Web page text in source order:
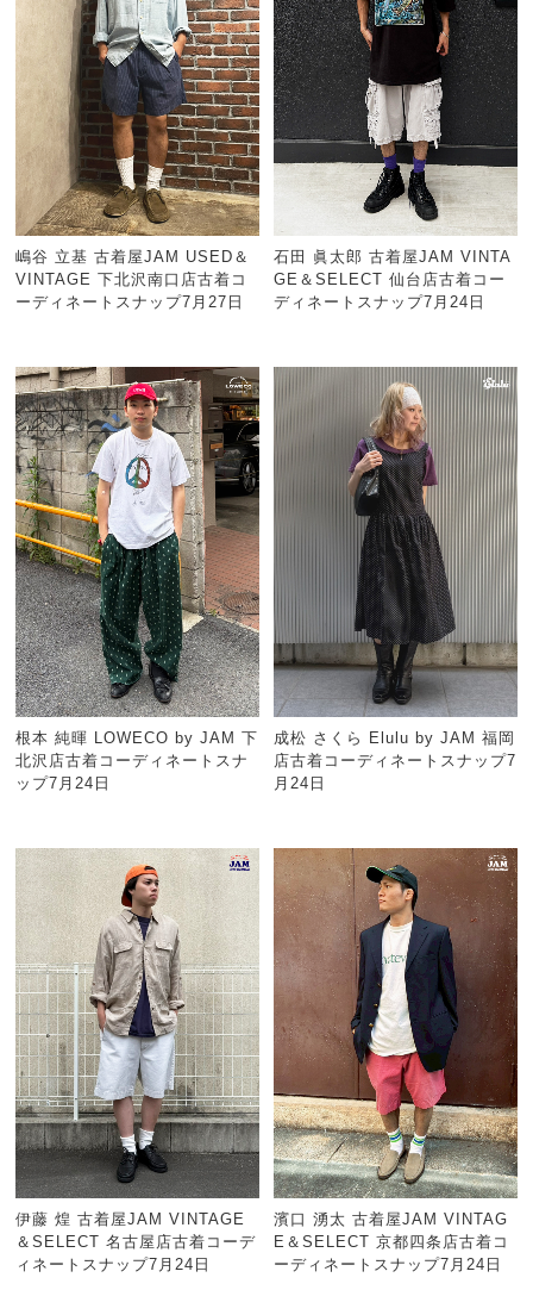
嶋谷 立基 古着屋JAM USED＆
VINTAGE 下北沢南口店古着コ
ーディネートスナップ7月27日
石田 眞太郎 古着屋JAM VINTA
GE＆SELECT 仙台店古着コー
ディネートスナップ7月24日
根本 純暉 LOWECO by JAM 下
北沢店古着コーディネートスナ
ップ7月24日
成松 さくら Elulu by JAM 福岡
店古着コーディネートスナップ7
月24日
伊藤 煌 古着屋JAM VINTAGE
＆SELECT 名古屋店古着コーデ
ィネートスナップ7月24日
濱口 湧太 古着屋JAM VINTAG
E＆SELECT 京都四条店古着コ
ーディネートスナップ7月24日